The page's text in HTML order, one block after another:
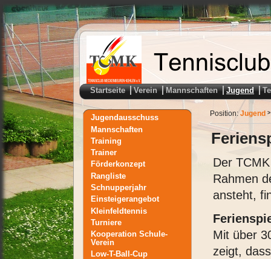
Startseite Verein Mannschaften Jugend
Jugendausschuss
Mannschaften
Training
Trainer
Förderkonzept
Rangliste
Schnupperjahr
Einsteigerangebot
Kleinfeldtennis
Turniere
Kooperation Schule-
Verein
Low-T-Ball-Cup
Position:Jugend >
Der
Rahmen
ansteht,
Mit über
zeigt,